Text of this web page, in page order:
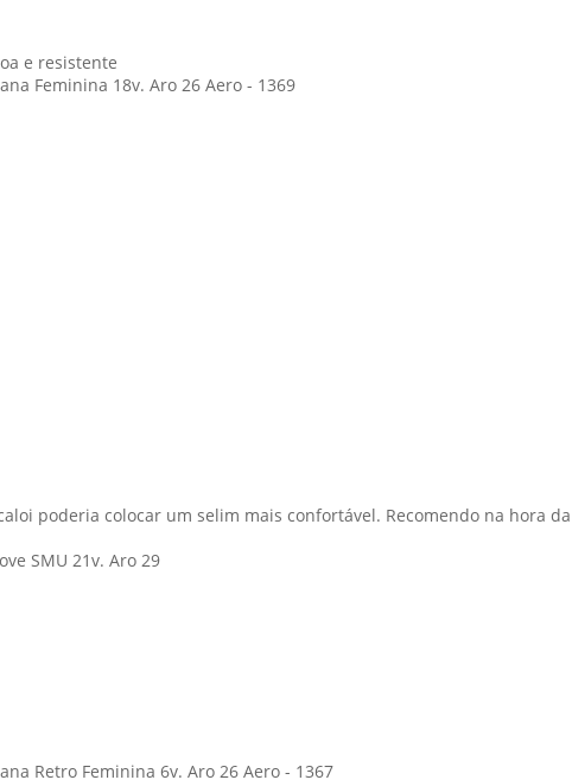
e resistente
Feminina 18v. Aro 26 Aero - 1369
poderia colocar um selim mais confortável. Recomendo na hora
SMU 21v. Aro 29
Retro Feminina 6v. Aro 26 Aero - 1367